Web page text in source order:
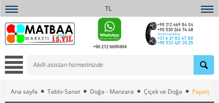
TL
+90 212 6690404
Ana sayfa Tablo-Sanat Doğa - Manzara Çiçek ve Doğa Papatya